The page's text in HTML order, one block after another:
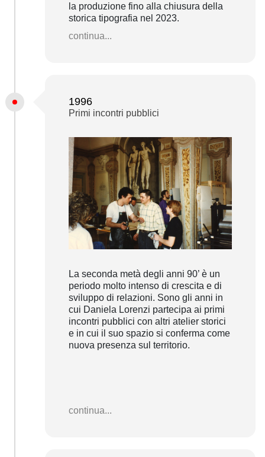
la produzione fino alla chiusura della
storica tipografia nel 2023.
continua...
1996
Primi incontri pubblici
La seconda metà degli anni 90’ è un
periodo molto intenso di crescita e di
sviluppo di relazioni. Sono gli anni in
cui Daniela Lorenzi partecipa ai primi
incontri pubblici con altri atelier storici
e in cui il suo spazio si conferma come
nuova presenza sul territorio.
continua...